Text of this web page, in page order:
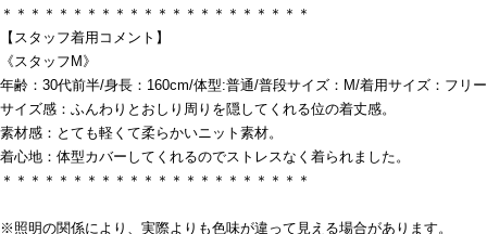
＊＊＊＊＊＊＊＊＊＊＊＊＊＊＊＊＊＊＊＊＊＊
【スタッフ着用コメント】
《スタッフM》
年齢：30代前半/身長：160cm/体型:普通/普段サイズ：M/着用サイズ：フリー
サイズ感：ふんわりとおしり周りを隠してくれる位の着丈感。
素材感：とても軽くて柔らかいニット素材。
着心地：体型カバーしてくれるのでストレスなく着られました。
＊＊＊＊＊＊＊＊＊＊＊＊＊＊＊＊＊＊＊＊＊＊
※照明の関係により、実際よりも色味が違って見える場合があります。